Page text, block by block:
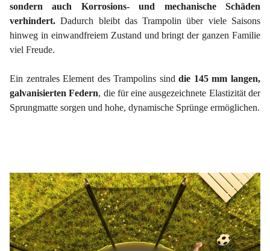
sondern auch Korrosions- und mechanische Schäden
verhindert. Dadurch bleibt das Trampolin über viele Saisons
hinweg in einwandfreiem Zustand und bringt der ganzen Familie
viel Freude.
Ein zentrales Element des Trampolins sinddie 145 mm langen,
galvanisierten Federn, die für eine ausgezeichnete Elastizität der
Sprungmatte sorgen und hohe, dynamische Sprünge ermöglichen.